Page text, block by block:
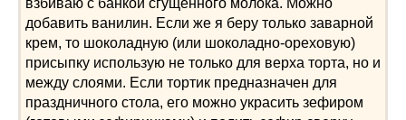
добавить ванилин. Если же я беру только заварной
крем, то шоколадную (или шоколадно-ореховую)
присыпку использую не только для верха торта, но и
между слоями. Если тортик предназначен для
праздничного стола, его можно украсить зефиром